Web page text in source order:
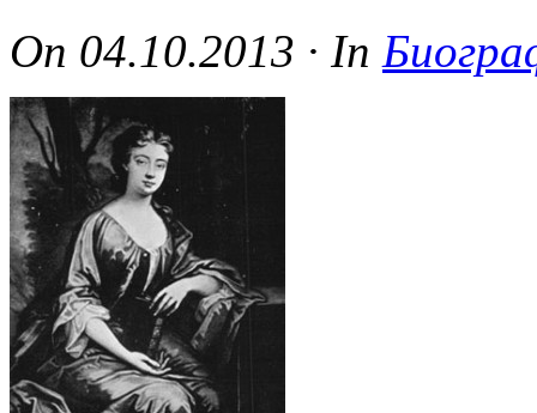
On 04.10.2013 · In